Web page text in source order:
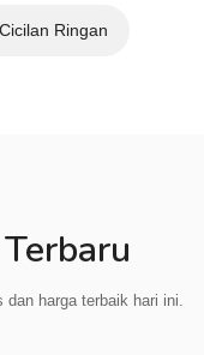
Ringan
dan harga terbaik hari ini.